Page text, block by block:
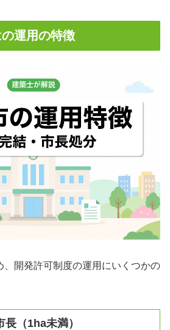
運用の特徴
、開発許可制度の運用にいくつかの
（1ha未満）